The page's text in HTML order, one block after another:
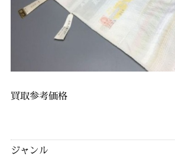
買取参考価格
ジャンル